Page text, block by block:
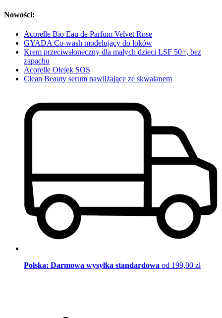
Nowości:
Acorelle Bio Eau de Parfum Velvet Rose
GYADA Co-wash modelujący do loków
Krem przeciwsłoneczny dla małych dzieci LSF 50+, bez
zapachu
Acorelle Olejek SOS
Clean Beauty serum nawilżające ze skwalanem
Polska: Darmowa wysyłka standardowa od 199,00 zł